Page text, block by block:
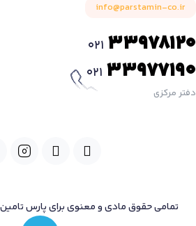
info@parstamin-co.ir
021 33978120
021 33977190
دفتر مرکزی
تمامی حقوق مادی و معنوی برای پارس